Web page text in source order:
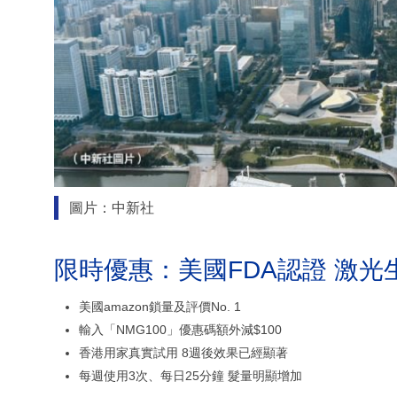
圖片：中新社
限時優惠：美國FDA認證 激光
美國amazon鎖量及評價No. 1
輸入「NMG100」優惠碼額外減$100
香港用家真實試用 8週後效果已經顯著
每週使用3次、每日25分鐘 髮量明顯增加